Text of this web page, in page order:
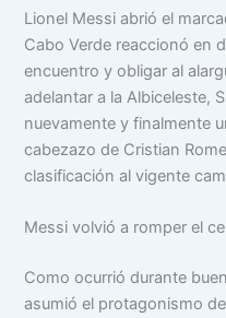
Lionel Messi abrió el
Cabo Verde reaccionó en
encuentro y obligar al
adelantar a la Albiceleste,
nuevamente y finalmente
cabezazo de Cristian
clasificación al vigente
Messi volvió a romper el
Como ocurrió durante
asumió el protagonismo